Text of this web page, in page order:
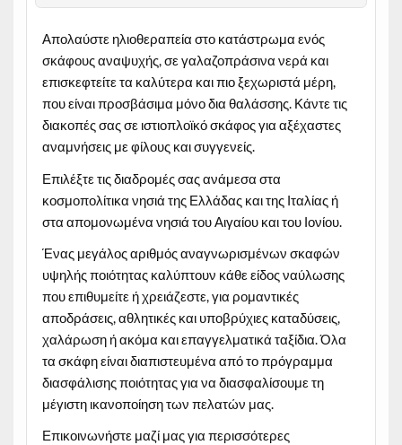
Απολαύστε ηλιοθεραπεία στο κατάστρωμα ενός
σκάφους αναψυχής, σε γαλαζοπράσινα νερά και
επισκεφτείτε τα καλύτερα και πιο ξεχωριστά μέρη,
που είναι προσβάσιμα μόνο δια θαλάσσης. Κάντε τις
διακοπές σας σε ιστιοπλοϊκό σκάφος για αξέχαστες
αναμνήσεις με φίλους και συγγενείς.
Επιλέξτε τις διαδρομές σας ανάμεσα στα
κοσμοπολίτικα νησιά της Ελλάδας και της Ιταλίας ή
στα απομονωμένα νησιά του Αιγαίου και του Ιονίου.
Ένας μεγάλος αριθμός αναγνωρισμένων σκαφών
υψηλής ποιότητας καλύπτουν κάθε είδος ναύλωσης
που επιθυμείτε ή χρειάζεστε, για ρομαντικές
αποδράσεις, αθλητικές και υποβρύχιες καταδύσεις,
χαλάρωση ή ακόμα και επαγγελματικά ταξίδια. Όλα
τα σκάφη είναι διαπιστευμένα από το πρόγραμμα
διασφάλισης ποιότητας για να διασφαλίσουμε τη
μέγιστη ικανοποίηση των πελατών μας.
Επικοινωνήστε μαζί μας για περισσότερες